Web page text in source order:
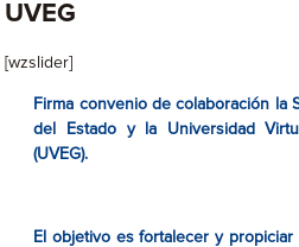
UVEG
[wzslider]
Firma convenio de colaboración la
del Estado y la Universidad
(UVEG).
El objetivo es fortalecer y